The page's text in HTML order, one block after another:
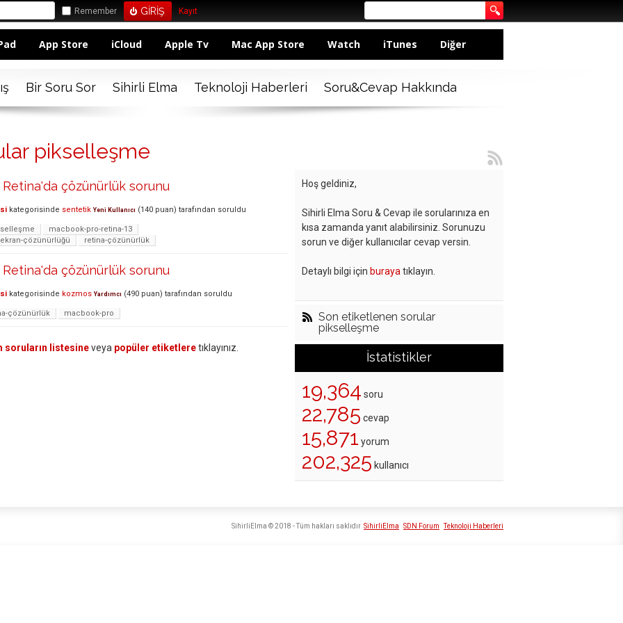
Remember Kayıt
App Store iCloud Apple Tv Mac App Store Watch iTunes Diğer
Bir Soru Sor Sihirli Elma Teknoloji Haberleri Soru&Cevap Hakkında
pikselleşme
çözünürlük sorunu
kategorisinde sentetik Yeni Kullanıcı (140 puan) tarafından soruldu
macbook-pro-retina-13
çözünürlüğü
retina-çözünürlük
çözünürlük sorunu
kategorisinde kozmos Yardımcı (490 puan) tarafından soruldu
çözünürlük macbook-pro
soruların listesineveya popüler etiketleretıklayınız.
Hoş geldiniz,
Sihirli Elma Soru & Cevap ile sorularınıza en
kısa zamanda yanıt alabilirsiniz. Sorunuzu
sorun ve diğer kullanıcılar cevap versin.
Detaylı bilgi için buraya tıklayın.
Son etiketlenen sorular
pikselleşme
İstatistikler
19,364 soru
22,785 cevap
15,871 yorum
202,325 kullanıcı
SihirliElma SDN Forum Teknoloji Haberleri
SihirliElma © 2018 - Tüm hakları saklıdır